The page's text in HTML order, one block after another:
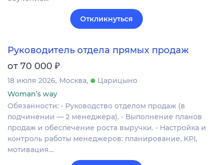
Откликнуться
Руководитель отдела прямых продаж
от 70 000 ₽
18 июля 2026 Москва
Царицыно
Woman’s way
Обязанности: - Руководство отделом продаж (в
подчинении — 2 менеджера). - Выполнение планов
продаж и обеспечение роста выручки. - Настройка и
контроль работы менеджеров: планирование, KPI,
мотивация…